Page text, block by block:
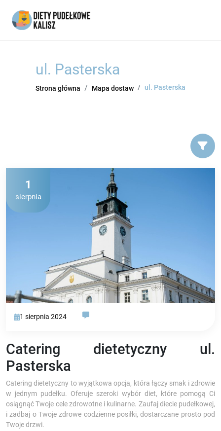
ul. Pasterska
Strona główna Mapa dostaw ul. Pasterska
1 sierpnia 2024
1
sierpnia
Catering dietetyczny ul.
Pasterska
Catering dietetyczny to wyjątkowa opcja, która łączy smak i zdrowie
w jednym pudełku. Oferuje szeroki wybór diet, które pomogą Ci
osiągnąć Twoje cele zdrowotne i kulinarne. Zaufaj diecie pudełkowej,
i zadbaj o Twoje zdrowe codzienne posiłki, dostarczane prosto pod
Twoje drzwi.